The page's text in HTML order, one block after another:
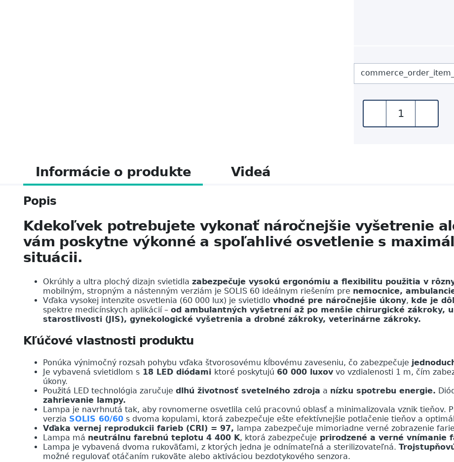
Informácie o produkte Videá
Popis
Kdekoľvek potrebujete vykonať náročnejšie vyšetrenie
vám poskytne výkonné a spoľahlivé osvetlenie s
situácii.
Okrúhly a ultra plochý dizajn svietidla zabezpečuje vysokú ergonómiu a flexibilitu použitia v
mobilným, stropným a nástenným verziám je SOLIS 60 ideálnym riešením pre nemocnice,
Vďaka vysokej intenzite osvetlenia (60 000 lux) je svietidlo vhodné pre náročnejšie úkony, kde je
spektre medicínskych aplikácií – od ambulantných vyšetrení až po menšie chirurgické zákroky,
starostlivosti (JIS), gynekologické vyšetrenia a drobné zákroky, veterinárne zákroky.
Kľúčové vlastnosti produktu
Ponúka výnimočný rozsah pohybu vďaka štvorosovému kĺbovému zaveseniu, čo zabezpečuje
Je vybavená svietidlom s 18 LED diódami ktoré poskytujú 60 000 luxov vo vzdialenosti 1 m, čím
úkony.
Použitá LED technológia zaručuje dlhú životnosť svetelného zdroja a nízku spotrebu energie.
zahrievanie lampy.
Lampa je navrhnutá tak, aby rovnomerne osvetlila celú pracovnú oblasť a minimalizovala vznik tieňov.
verzia SOLIS 60/60 s dvoma kopulami, ktorá zabezpečuje ešte efektívnejšie potlačenie tieňov a
Vďaka vernej reprodukcii farieb (CRI) = 97,
lampa zabezpečuje mimoriadne verné zobrazenie
Lampa má neutrálnu farebnú teplotu 4 400 K, ktorá zabezpečuje prirodzené a verné vnímanie
Lampa je vybavená dvoma rukoväťami, z ktorých jedna je odnímateľná a sterilizovateľná.
možné regulovať otáčaním rukoväte alebo aktiváciou bezdotykového senzora.